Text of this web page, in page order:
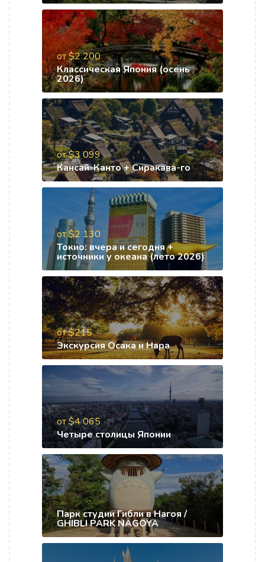
от $2 200
Классическая Япония (осень
2026)
от $3 099
Кансай-Канто + Сиракава-го
от $2 130
Токио: вчера и сегодня +
источники у океана (лето 2026)
от $215
Экскурсия Осака и Нара
от $4 065
Четыре столицы Японии
Парк студии Гибли в Нагоя /
GHIBLI PARK NAGOYA